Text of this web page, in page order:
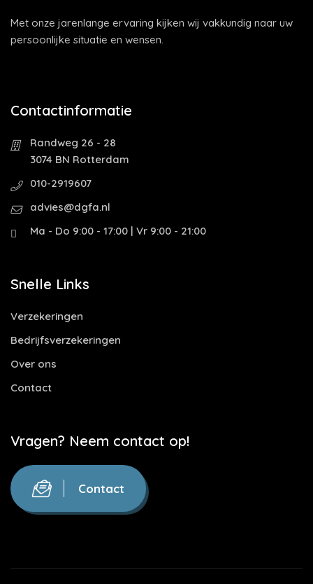
Met onze jarenlange ervaring kijken wij vakkundig naar uw
persoonlijke situatie en wensen.
Contactinformatie
Randweg 26 - 28
3074 BN Rotterdam
010-2919607
advies@dgfa.nl
Ma - Do 9:00 - 17:00 | Vr 9:00 - 21:00
Snelle Links
Verzekeringen
Bedrijfsverzekeringen
Over ons
Contact
Vragen? Neem contact op!
Contact